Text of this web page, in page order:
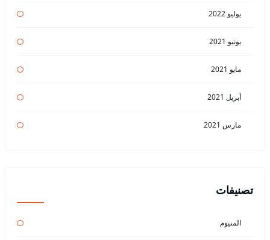
يوليو 2022
يونيو 2021
مايو 2021
أبريل 2021
مارس 2021
تصنيفات
المنيوم